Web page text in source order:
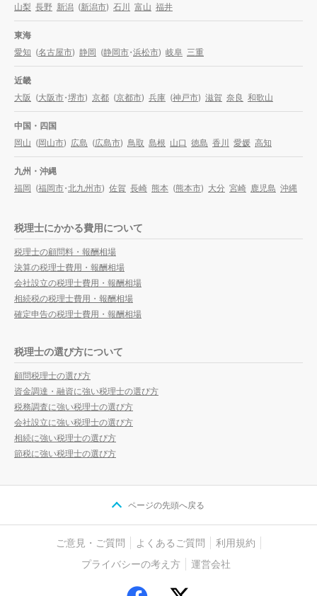
山梨 長野 新潟 (新潟市) 石川 富山 福井
東海
愛知 (名古屋市) 静岡 (静岡市・浜松市) 岐阜 三重
近畿
大阪 (大阪市・堺市) 京都 (京都市) 兵庫 (神戸市) 滋賀 奈良 和歌山
中国・四国
岡山 (岡山市) 広島 (広島市) 鳥取 島根 山口 徳島 香川 愛媛 高知
九州・沖縄
福岡 (福岡市・北九州市) 佐賀 長崎 熊本 (熊本市) 大分 宮崎 鹿児島 沖縄
税理士にかかる費用について
税理士の顧問料・報酬相場
決算の税理士費用・報酬相場
会社設立の税理士費用・報酬相場
相続税の税理士費用・報酬相場
確定申告の税理士費用・報酬相場
税理士の選び方について
顧問税理士の選び方
資金調達・融資に強い税理士の選び方
税務調査に強い税理士の選び方
会社設立に強い税理士の選び方
相続に強い税理士の選び方
節税に強い税理士の選び方
ページの先頭へ戻る
ご意見・ご質問 よくあるご質問
利用規約
プライバシーの考え方
運営会社